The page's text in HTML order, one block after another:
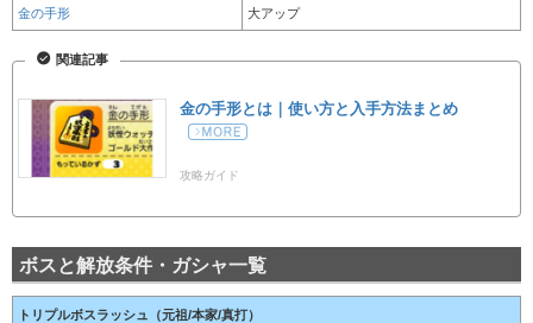
金の手形 大アップ
関連記事
金の手形とは｜使い方と入手方法まとめ
攻略ガイド
ボスと解放条件・ガシャ一覧
トリプルボスラッシュ（元祖/本家/真打）